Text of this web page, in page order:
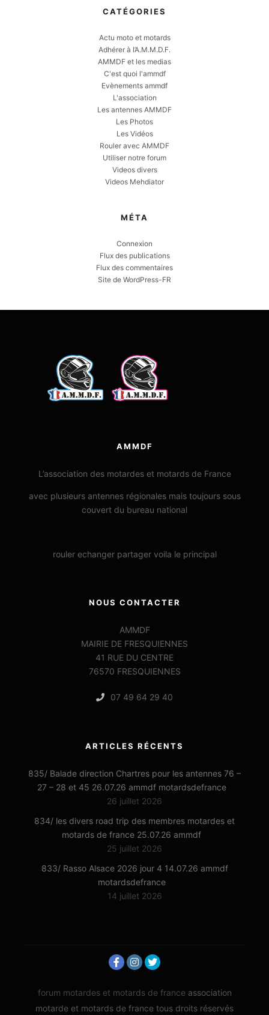
CATÉGORIES
Actu moto et motards
Adhérer à l’A.M.M.D.F.
AMMDF et les medias
C'est quoi l'ammdf
Evènements ammdf
L'association
Les antennes AMMDF
Les Photos
Les Vidéos
Rouler avec AMMDF
Utiliser notre forum
Videos divers
Videos Mehdiator
MÉTA
Connexion
Flux des publications
Flux des commentaires
Site de WordPress-FR
AMMDF
L’association des motardes et motards de France
avec plusieurs antennes régionales mais toujours sous
couvert du bureau national
rouler echanger partager voila le principal
NOUS CONTACTER
AMMDF
MAIRIE DE FRESQUIENNES
41 RUE DU CENTRE
76570 FRESQUIENNES
07 49 64 29 40
ARTICLES RÉCENTS
835/ Balade direction Chartres pour les antennes 76 –
27 – 28 et 45 26.07.26 ammdf motardsdefrance
26 juillet 2026
834/ les divers road trip des membres motardes et
motards de france 25.07.26 ammdf
25 juillet 2026
833/ Rasso Alsace 2026 jour 4 14.07.26 ammdf
motardsdefrance
14 juillet 2026
forum motardes et motards de france association
motarde et motards de france tous droits réservés